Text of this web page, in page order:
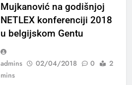
Mujkanović na godišnjoj
NETLEX konferenciji 2018
u belgijskom Gentu
admins 02/04/2018 0
2
mins